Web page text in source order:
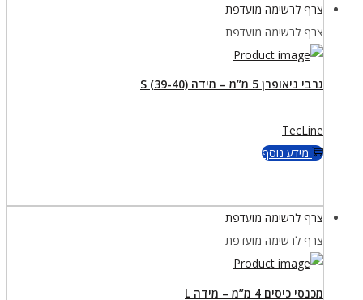
צרף לרשימה מועדפת
צרף לרשימה מועדפת
גרבי ניאופרן 5 מ”מ – מידה S (39-40)
TecLine
מידע נוסף
צרף לרשימה מועדפת
צרף לרשימה מועדפת
מכנסי כיסים 4 מ”מ – מידה L